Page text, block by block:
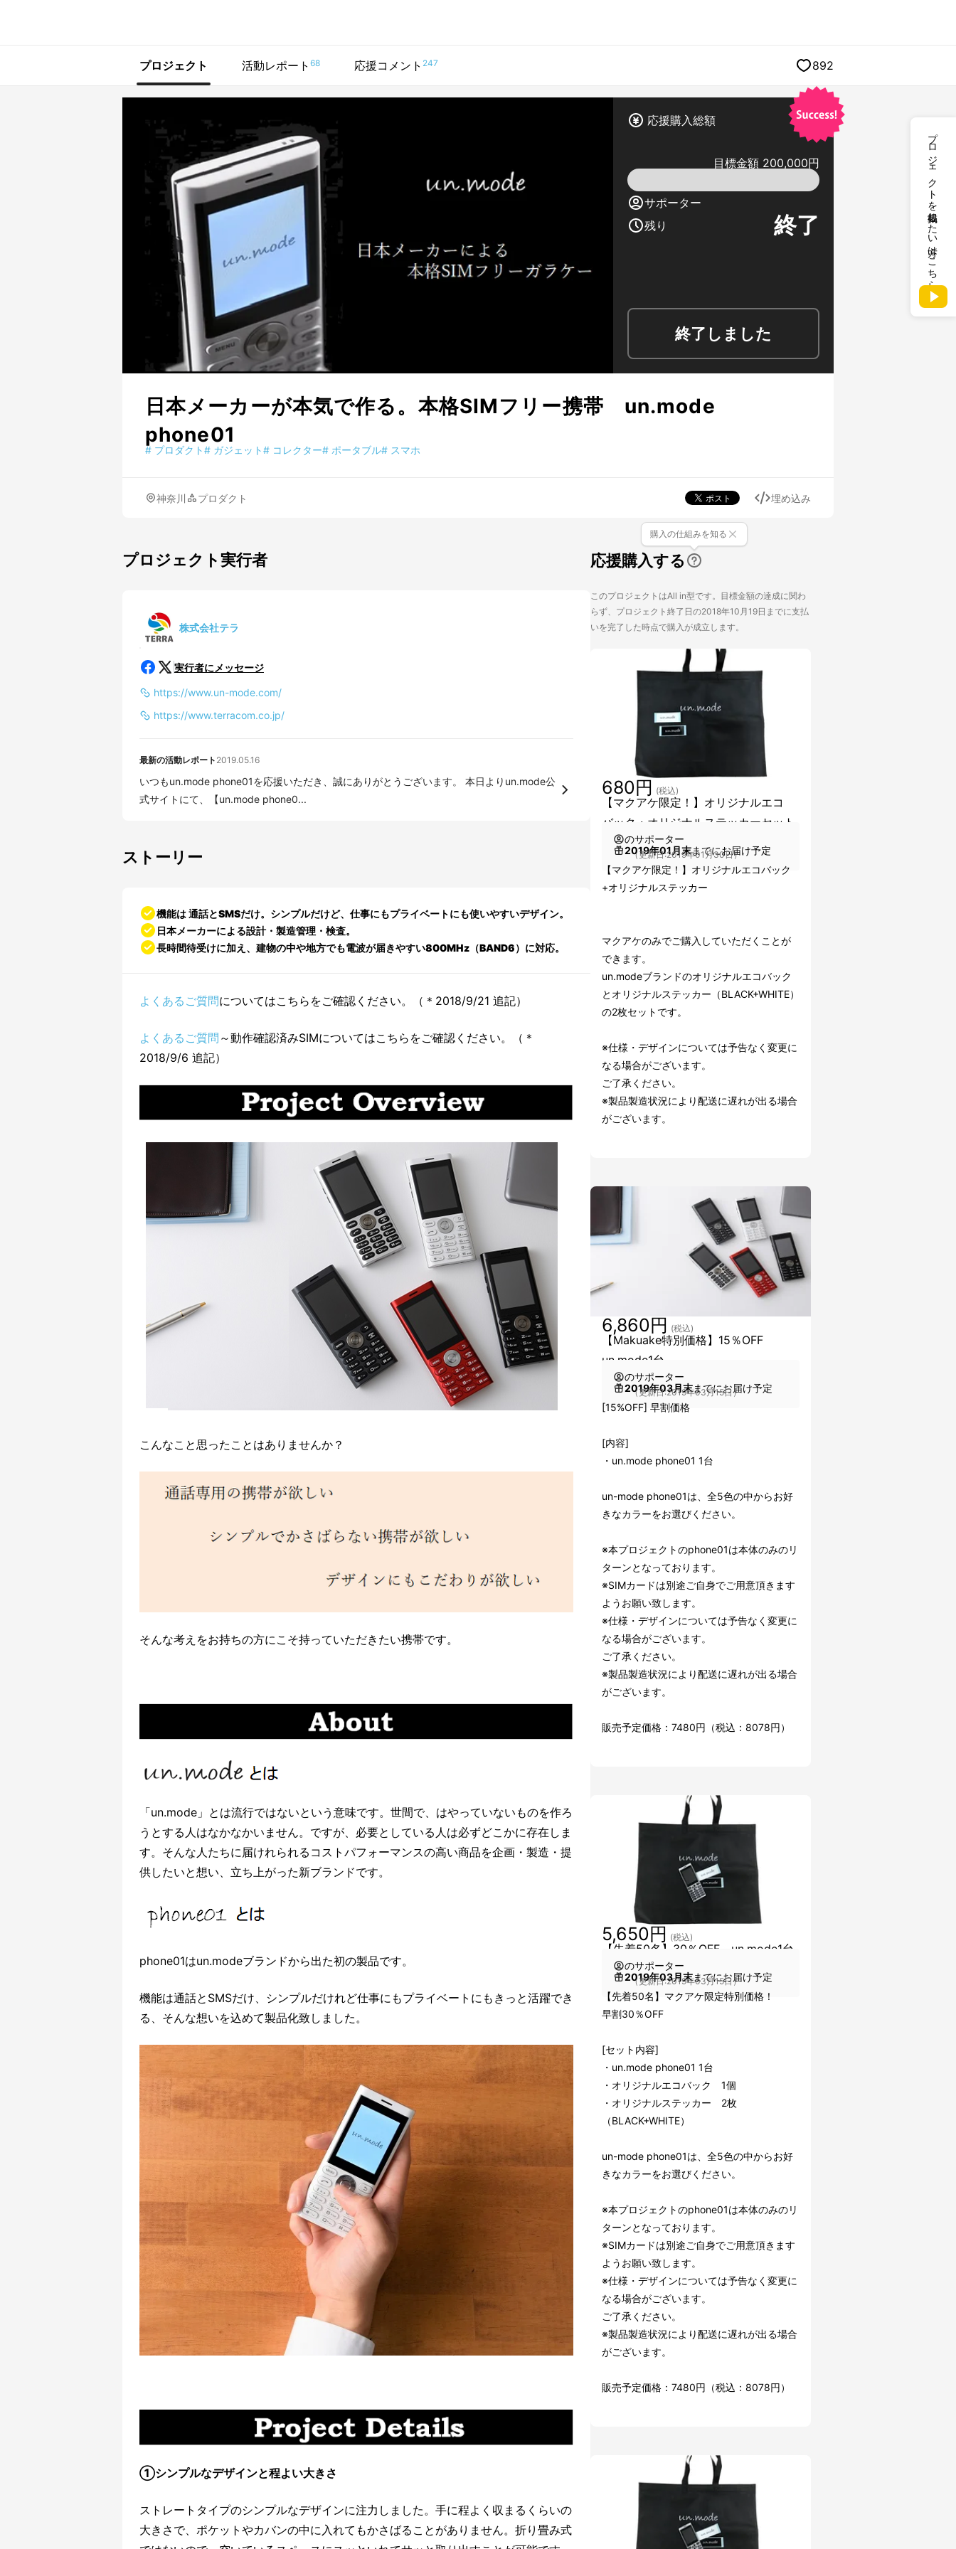
プロジェクトを掲載したい方はこちら
プロジェクト 活動レポート 68 応援コメント 247 892
応援購入総額
目標金額 200,000円
サポーター
残り
終了
終了しました
日本メーカーが本気で作る。本格SIMフリー携帯 un.mode
phone01
# プロダクト# ガジェット# コレクター# ポータブル# スマホ
神奈川 プロダクト 埋め込み
プロジェクト実行者
株式会社テラ
実行者にメッセージ
https://www.un-mode.com/
https://www.terracom.co.jp/
最新の活動レポート 2019.05.16
いつもun.mode phone01を応援いただき、誠にありがとうございます。 本日よりun.mode公
式サイトにて、【un.mode phone0...
ストーリー
機能は通話とSMSだけ。シンプルだけど、仕事にもプライベートにも使いやすいデザイン。
日本メーカーによる設計・製造管理・検査。
長時間待受けに加え、建物の中や地方でも電波が届きやすい800MHz（BAND6）に対応。
よくあるご質問についてはこちらをご確認ください。（＊2018/9/21 追記）
よくあるご質問 ～動作確認済みSIMについてはこちらをご確認ください。（＊
2018/9/6 追記）
こんなこと思ったことはありませんか？
そんな考えをお持ちの方にこそ持っていただきたい携帯です。
「un.mode」とは流行ではないという意味です。世間で、はやっていないものを作ろ
うとする人はなかなかいません。ですが、必要としている人は必ずどこかに存在しま
す。そんな人たちに届けれられるコストパフォーマンスの高い商品を企画・製造・提
供したいと想い、立ち上がった新ブランドです。
phone01はun.modeブランドから出た初の製品です。
機能は通話とSMSだけ、シンプルだけれど仕事にもプライベートにもきっと活躍でき
る、そんな想いを込めて製品化致しました。
①シンプルなデザインと程よい大きさ
ストレートタイプのシンプルなデザインに注力しました。手に程よく収まるくらいの
大きさで、ポケットやカバンの中に入れてもかさばることがありません。折り畳み式
応援購入する
購入の仕組みを知る
このプロジェクトはAll in型です。目標金額の達成に関わ
らず、プロジェクト終了日の2018年10月19日までに支払
いを完了した時点で購入が成立します。
【マクアケ限定！】オリジナルエコ
バック・オリジナルステッカーセット
680円 (税込)
のサポーター
2019年01月末までにお届け予定
（更新日:2019年01月30日）
【マクアケ限定！】オリジナルエコバック
+オリジナルステッカー
マクアケのみでご購入していただくことが
できます。
un.modeブランドのオリジナルエコバック
とオリジナルステッカー（BLACK+WHITE）
の2枚セットです。
※仕様・デザインについては予告なく変更に
なる場合がございます。
ご了承ください。
※製品製造状況により配送に遅れが出る場合
がございます。
【Makuake特別価格】15％OFF
un.mode1台
6,860円 (税込)
のサポーター
2019年03月末までにお届け予定
（更新日:2019年03月15日）
[15%OFF] 早割価格
[内容]
・un.mode phone01 1台
un-mode phone01は、全5色の中からお好
きなカラーをお選びください。
※本プロジェクトのphone01は本体のみのリ
ターンとなっております。
※SIMカードは別途ご自身でご用意頂きます
ようお願い致します。
※仕様・デザインについては予告なく変更に
なる場合がございます。
ご了承ください。
※製品製造状況により配送に遅れが出る場合
がございます。
販売予定価格：7480円（税込：8078円）
【先着50名】30％OFF un.mode1台
5,650円 (税込)
のサポーター
2019年03月末までにお届け予定
（更新日:2019年03月15日）
【先着50名】マクアケ限定特別価格！
早割30％OFF
[セット内容]
・un.mode phone01 1台
・オリジナルエコバック 1個
・オリジナルステッカー 2枚
（BLACK+WHITE）
un-mode phone01は、全5色の中からお好
きなカラーをお選びください。
※本プロジェクトのphone01は本体のみのリ
ターンとなっております。
※SIMカードは別途ご自身でご用意頂きます
ようお願い致します。
※仕様・デザインについては予告なく変更に
なる場合がございます。
ご了承ください。
※製品製造状況により配送に遅れが出る場合
がございます。
販売予定価格：7480円（税込：8078円）